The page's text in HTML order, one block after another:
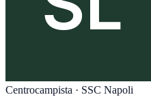
Centrocampista · SSC Napoli